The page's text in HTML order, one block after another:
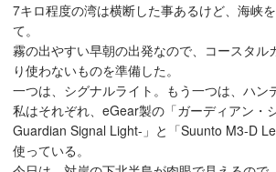
7キロ程度の湾は横断した事あるけど、海峡
て。
霧の出やすい早朝の出発なので、コースタル
り使わないものを準備した。
一つは、シグナルライト。もう一つは、ハン
私はそれぞれ、eGear製の「ガーディアン・
Guardian Signal Light-」と「Suunto M3-D
使っている。